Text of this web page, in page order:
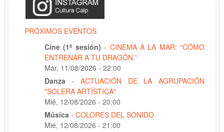
PRÓXIMOS EVENTOS
Cine (1ª sesión) - CINEMA A LA MAR: “CÓMO
ENTRENAR A TU DRAGÓN.”
Mar, 11/08/2026 - 22:00
Danza
-ACTUACIÓN DE LA AGRUPACIÓN
"SOLERA ARTÍSTICA"
Mié, 12/08/2026 - 20:00
Música - COLORES DEL SONIDO
Mié, 12/08/2026 - 21:00